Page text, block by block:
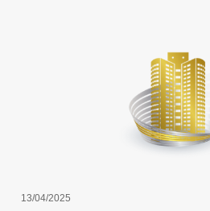
13/04/2025